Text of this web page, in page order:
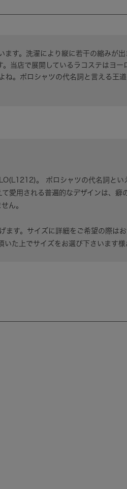
す。洗濯により縦に若干の縮みが
当店で展開しているラコステはヨ
ね。ポロシャツの代名詞と言える王
。 ポロシャツの代名詞とい
愛用される普遍的なデザインは、癖
ん。
す。サイズに詳細をご希望の際はお
た上でサイズをお選び下さいます様